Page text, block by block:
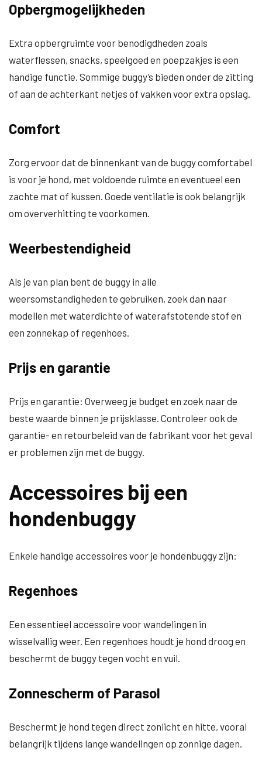
Opbergmogelijkheden
Extra opbergruimte voor benodigdheden zoals
waterflessen, snacks, speelgoed en poepzakjes is een
handige functie. Sommige buggy’s bieden onder de zitting
of aan de achterkant netjes of vakken voor extra opslag.
Comfort
Zorg ervoor dat de binnenkant van de buggy comfortabel
is voor je hond, met voldoende ruimte en eventueel een
zachte mat of kussen. Goede ventilatie is ook belangrijk
om oververhitting te voorkomen.
Weerbestendigheid
Als je van plan bent de buggy in alle
weersomstandigheden te gebruiken, zoek dan naar
modellen met waterdichte of waterafstotende stof en
een zonnekap of regenhoes.
Prijs en garantie
Prijs en garantie: Overweeg je budget en zoek naar de
beste waarde binnen je prijsklasse. Controleer ook de
garantie- en retourbeleid van de fabrikant voor het geval
er problemen zijn met de buggy.
Accessoires bij een
hondenbuggy
Enkele handige accessoires voor je hondenbuggy zijn:
Regenhoes
Een essentieel accessoire voor wandelingen in
wisselvallig weer. Een regenhoes houdt je hond droog en
beschermt de buggy tegen vocht en vuil.
Zonnescherm of Parasol
Beschermt je hond tegen direct zonlicht en hitte, vooral
belangrijk tijdens lange wandelingen op zonnige dagen.